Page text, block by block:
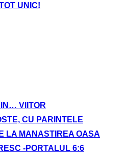
UNIC!
IN… VIITOR
CU PARINTELE
LA MANASTIREA OASA
-PORTALUL 6:6